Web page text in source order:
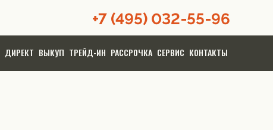
+7 (495) 032-55-96
ДИРЕКТ ВЫКУП ТРЕЙД-ИН РАССРОЧКА СЕРВИС КОНТАКТЫ